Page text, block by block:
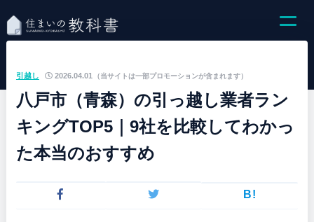
（当サイトは一部プロモーションが含まれます）
引越し 2026.04.01
八戸市（青森）の引っ越し業者ラン
キングTOP5｜9社を比較してわかっ
た本当のおすすめ
B!